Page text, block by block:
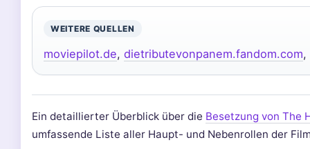
WEITERE QUELLEN
moviepilot.de, dietributevonpanem.fandom.com,
Ein detaillierter Überblick über die Besetzung von The
umfassende Liste aller Haupt- und Nebenrollen der